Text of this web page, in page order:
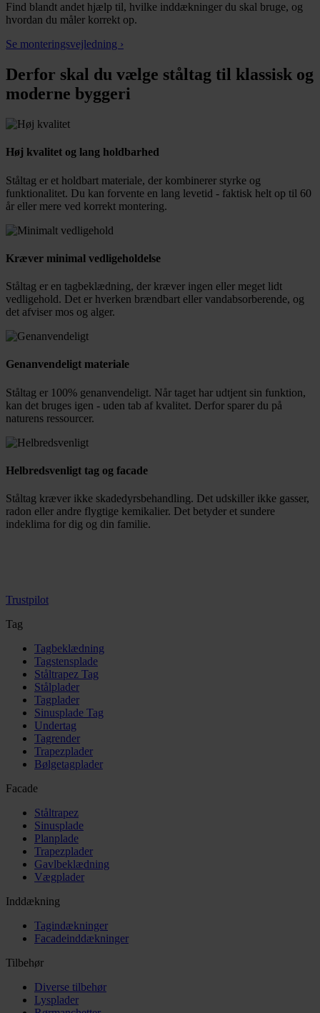
Find blandt andet hjælp til, hvilke inddækninger du skal bruge, og
hvordan du måler korrekt op.
Se monteringsvejledning ›
Derfor skal du vælge ståltag til klassisk og
moderne byggeri
Høj kvalitet og lang holdbarhed
Ståltag er et holdbart materiale, der kombinerer styrke og
funktionalitet. Du kan forvente en lang levetid - faktisk helt op til 60
år eller mere ved korrekt montering.
Kræver minimal vedligeholdelse
Ståltag er en tagbeklædning, der kræver ingen eller meget lidt
vedligehold. Det er hverken brændbart eller vandabsorberende, og
det afviser mos og alger.
Genanvendeligt materiale
Ståltag er 100% genanvendeligt. Når taget har udtjent sin funktion,
kan det bruges igen - uden tab af kvalitet. Derfor sparer du på
naturens ressourcer.
Helbredsvenligt tag og facade
Ståltag kræver ikke skadedyrsbehandling. Det udskiller ikke gasser,
radon eller andre flygtige kemikalier. Det betyder et sundere
indeklima for dig og din familie.
Trustpilot
Tag
Tagbeklædning
Tagstensplade
Ståltrapez Tag
Stålplader
Tagplader
Sinusplade Tag
Undertag
Tagrender
Trapezplader
Bølgetagplader
Facade
Ståltrapez
Sinusplade
Planplade
Trapezplader
Gavlbeklædning
Vægplader
Inddækning
Tagindækninger
Facadeinddækninger
Tilbehør
Diverse tilbehør
Lysplader